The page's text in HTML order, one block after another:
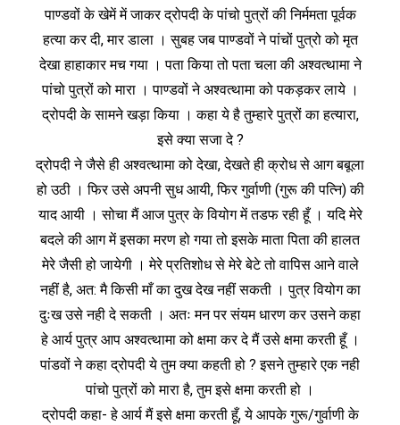
पाण्डवों के खेमें में जाकर द्रोपदी के पांचो पुत्रों की निर्ममता पूर्वक
हत्या कर दी, मार डाला । सुबह जब पाण्डवों ने पांचों पुत्रो को मृत
देखा हाहाकार मच गया । पता किया तो पता चला की अश्‍वत्थामा ने
पांचो पुत्रों को मारा । पाण्डवों ने अश्‍वत्थामा को पकड़कर लाये ।
द्रोपदी के सामने खड़ा किया । कहा ये है तुम्हारे पुत्रों का हत्यारा,
इसे क्या सजा दे ?
द्रोपदी ने जैसे ही अश्‍वत्थामा को देखा, देखते ही क्रोध से आग बबूला
हो उठी । फिर उसे अपनी सुध आयी, फिर गुर्वाणी (गुरू की पत्‍नि) की
याद आयी । सोचा मैं आज पुत्र के वियोग में तडफ रही हूँ । यदि मेरे
बदले की आग में इसका मरण हो गया तो इसके माता पिता की हालत
मेरे जैसी हो जायेगी । मेरे प्रतिशोध से मेरे बेटे तो वापिस आने वाले
नहीं है, अत: मै किसी माँ का दुख देख नहीं सकती । पुत्र वियोग का
दुःख उसे नही दे सकती । अतः मन पर संयम धारण कर उसने कहा
हे आर्य पुत्र आप अश्‍वत्थामा को क्षमा कर दे मैं उसे क्षमा करती हूँ ।
पांडवों ने कहा द्रोपदी ये तुम क्या कहती हो ? इसने तुम्हारे एक नही
पांचो पुत्रों को मारा है, तुम इसे क्षमा करती हो ।
द्रोपदी कहा- हे आर्य मैं इसे क्षमा करती हूँ, ये आपके गुरू/गुर्वाणी के